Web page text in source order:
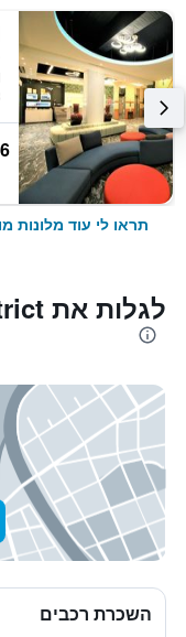
תראו לי עוד מלונות
לגלות את Cianjin District, קאושיונג
השכרת רכבים